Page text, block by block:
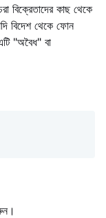
বিক্রেতাদের কাছ থেকে
বিদেশ থেকে ফোন
"অবৈধ" বা